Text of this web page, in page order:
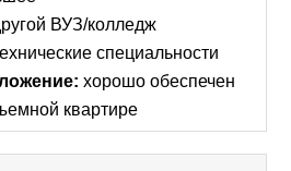
ВУЗ/колледж
специальности
хорошо обеспечен
квартире